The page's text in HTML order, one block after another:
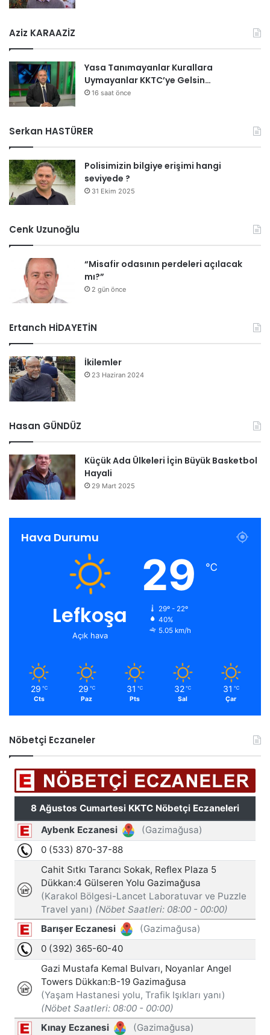
Aziz KARAAZİZ
Yasa Tanımayanlar Kurallara
Uymayanlar KKTC’ye Gelsin…
16 saat önce
Serkan HASTÜRER
Polisimizin bilgiye erişimi hangi
seviyede ?
31 Ekim 2025
Cenk Uzunoğlu
“Misafir odasının perdeleri açılacak
mı?”
2 gün önce
Ertanch HİDAYETİN
İkilemler
23 Haziran 2024
Hasan GÜNDÜZ
Küçük Ada Ülkeleri İçin Büyük Basketbol
Hayali
29 Mart 2025
Hava Durumu
Lefkoşa
Açık hava
29 ℃
29º - 22º
40%
5.05 km/h
29 ℃
Cts
29 ℃
Paz
31 ℃
Pts
32 ℃
Sal
31 ℃
Çar
Nöbetçi Eczaneler